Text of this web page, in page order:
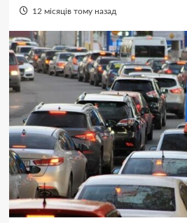
12 місяців тому назад